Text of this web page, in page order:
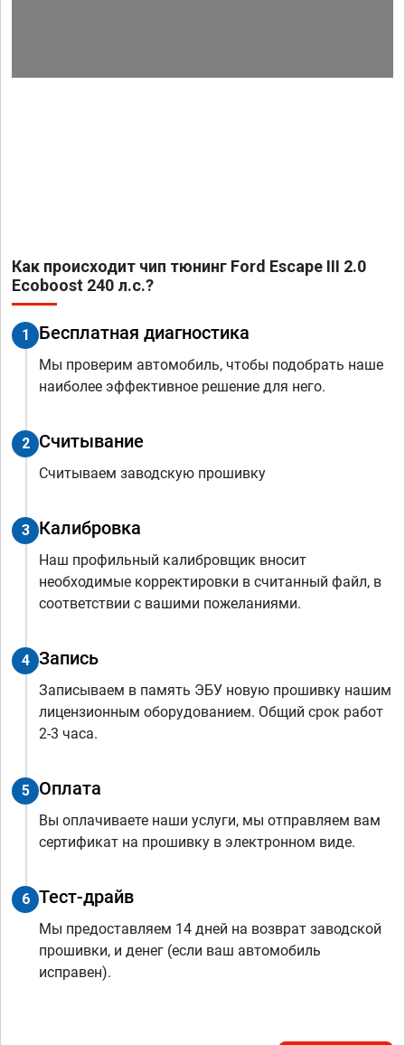
Как происходит чип тюнинг Ford Escape III 2.0
Ecoboost 240 л.с.?
1 Бесплатная диагностика
Мы проверим автомобиль, чтобы подобрать наше
наиболее эффективное решение для него.
2 Считывание
Считываем заводскую прошивку
3 Калибровка
Наш профильный калибровщик вносит
необходимые корректировки в считанный файл, в
соответствии с вашими пожеланиями.
4 Запись
Записываем в память ЭБУ новую прошивку нашим
лицензионным оборудованием. Общий срок работ
2-3 часа.
5 Оплата
Вы оплачиваете наши услуги, мы отправляем вам
сертификат на прошивку в электронном виде.
6 Тест-драйв
Мы предоставляем 14 дней на возврат заводской
прошивки, и денег (если ваш автомобиль
исправен).